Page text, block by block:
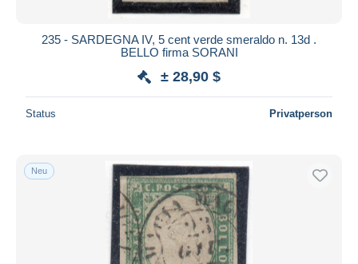
235 - SARDEGNA IV, 5 cent verde smeraldo n. 13d .
BELLO firma SORANI
± 28,90 $
Status Privatperson
Neu